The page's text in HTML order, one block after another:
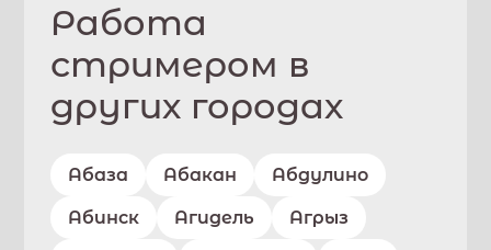
Работа
стримером в
других городах
Абаза Абакан Абдулино
Абинск Агидель Агрыз